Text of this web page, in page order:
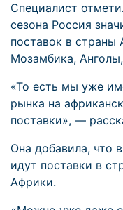
Специалист
сезона Россия
поставок в страны
Мозамбика,
«То есть мы уже
рынка на
поставки», —
Она добавила, что
идут поставки в
Африки.